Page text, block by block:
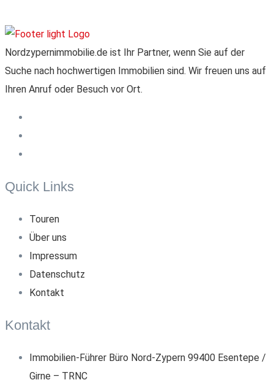
Nordzypernimmobilie.de ist Ihr Partner, wenn Sie auf der
Suche nach hochwertigen Immobilien sind. Wir freuen uns auf
Ihren Anruf oder Besuch vor Ort.
Quick Links
Touren
Über uns
Impressum
Datenschutz
Kontakt
Kontakt
Immobilien-Führer Büro Nord-Zypern 99400 Esentepe /
Girne – TRNC